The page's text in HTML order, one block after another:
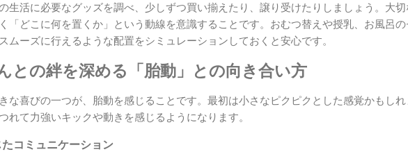
生活に必要なグッズを調べ、少しずつ買い揃えたり、譲り受けたりしましょう。大切
「どこに何を置くか」という動線を意識することです。おむつ替えや授乳、お風呂
ムーズに行えるような配置をシミュレーションしておくと安心です。
との絆を深める「胎動」との向き合い方
な喜びの一つが、胎動を感じることです。最初は小さなピクピクとした感覚かもし
れて力強いキックや動きを感じるようになります。
コミュニケーション